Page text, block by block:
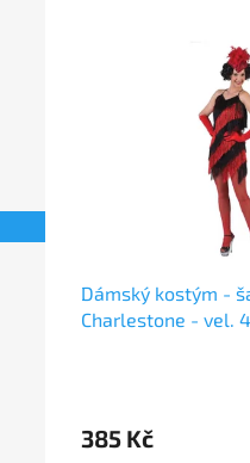
Dámský kostým -
Charlestone - vel.
385 Kč